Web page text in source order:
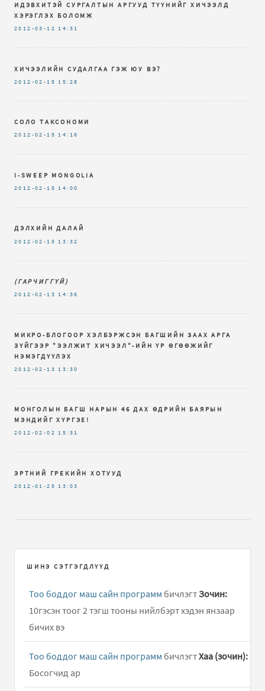
ИДЭВХИТЭЙ СУРГАЛТЫН АРГУУД ТҮҮНИЙГ ХИЧЭЭЛД
ХЭРЭГЛЭХ БОЛОМЖ
2012-03-12 14:31
ХИЧЭЭЛИЙН СУДАЛГАА ГЭЖ ЮУ ВЭ?
2012-02-15 15:28
СОЛО ТАКСОНОМИ
2012-02-15 14:16
I-SWEEP MONGOLIA
2012-02-15 14:00
ДЭЛХИЙН ДАЛАЙ
2012-02-15 13:32
(ГАРЧИГГҮЙ)
2012-02-13 14:36
МИКРО-БЛОГООР ХЭЛБЭРЖСЭН БАГШИЙН ЗААХ АРГА
ЗҮЙГЭЭР "ЭЭЛЖИТ ХИЧЭЭЛ"-ИЙН ҮР ӨГӨӨЖИЙГ
НЭМЭГДҮҮЛЭХ
2012-02-13 13:30
МОНГОЛЫН БАГШ НАРЫН 46 ДАХ ӨДРИЙН БАЯРЫН
МЭНДИЙГ ХҮРГЭЕ!
2012-02-02 15:31
ЭРТНИЙ ГРЕКИЙН ХОТУУД
2012-01-25 13:03
ШИНЭ СЭТГЭГДЛҮҮД
Тоо боддог маш сайн программ бичлэгтЗочин:
10гэсэн тоог 2 тэгш тооны нийлбэрт хэдэн янзаар
бичих вэ
Тоо боддог маш сайн программ бичлэгтХаа (зочин):
Босогчид ар